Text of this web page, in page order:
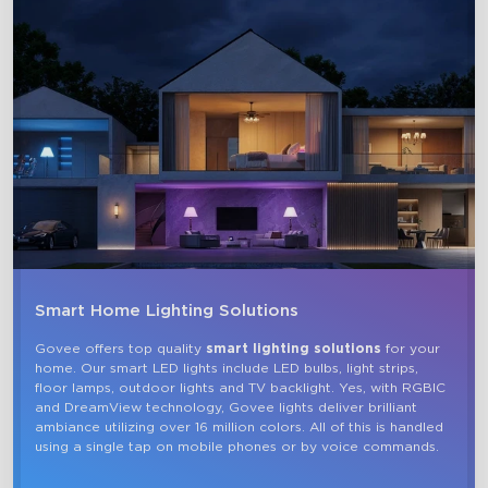
Smart Home Lighting Solutions
Govee offers top quality smart lighting solutions for your
home. Our smart LED lights include LED bulbs, light strips,
floor lamps, outdoor lights and TV backlight. Yes, with RGBIC
and DreamView technology, Govee lights deliver brilliant
ambiance utilizing over 16 million colors. All of this is handled
using a single tap on mobile phones or by voice commands.